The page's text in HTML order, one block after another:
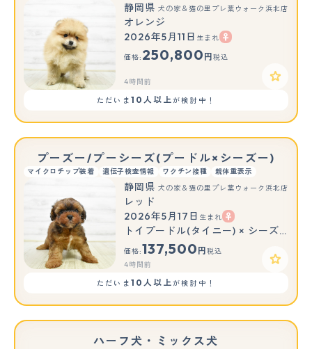
静岡県 犬の家＆猫の里プレ葉ウォーク浜北店
オレンジ
2026年5月11日 生まれ
価格: 250,800 円 税込
4時間前
ただいま 10人以上が検討中！
プーズー/プーシーズ(プードル×シーズー)
マイクロチップ装着 遺伝子検査情報 ワクチン接種 親体重表示
静岡県 犬の家＆猫の里プレ葉ウォーク浜北店
レッド
2026年5月17日 生まれ
トイプードル(タイニー) × シーズー
価格:137,500 円 税込
4時間前
ただいま 10人以上が検討中！
ハーフ犬・ミックス犬